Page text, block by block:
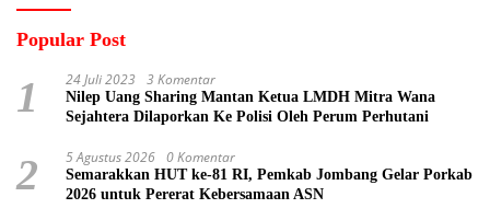
Popular Post
1 24 Juli 2023 3 Komentar
Nilep Uang Sharing Mantan Ketua LMDH Mitra Wana
Sejahtera Dilaporkan Ke Polisi Oleh Perum Perhutani
2 5 Agustus 2026 0 Komentar
Semarakkan HUT ke-81 RI, Pemkab Jombang Gelar Porkab
2026 untuk Pererat Kebersamaan ASN